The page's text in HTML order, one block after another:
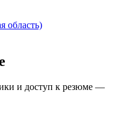
область)
и доступ к резюме —